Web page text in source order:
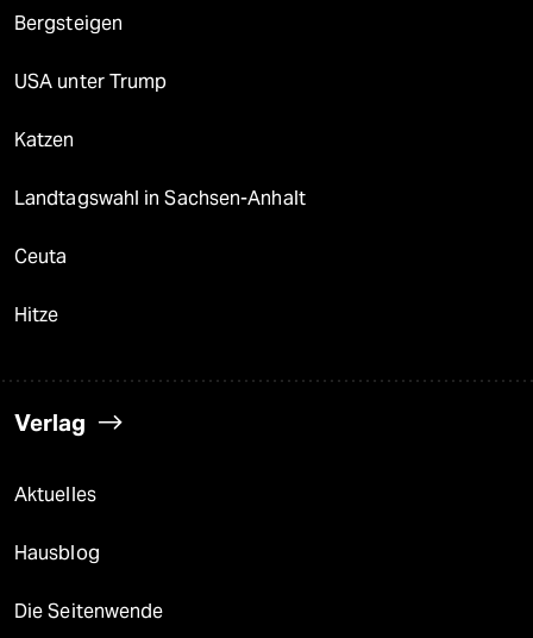
Bergsteigen
USA unter Trump
Katzen
Landtagswahl in Sachsen-Anhalt
Ceuta
Hitze
Verlag
Aktuelles
Hausblog
Die Seitenwende